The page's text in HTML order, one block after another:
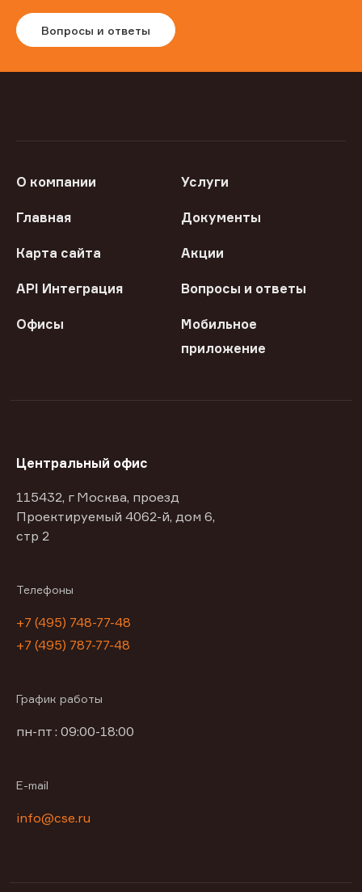
Вопросы и ответы
О компании Услуги
Главная Документы
Карта сайта Акции
API Интеграция Вопросы и ответы
Офисы
Мобильное
приложение
Центральный офис
115432, г Москва, проезд
Проектируемый 4062-й, дом 6,
стр 2
Телефоны
+7 (495) 748-77-48
+7 (495) 787-77-48
График работы
пн-пт : 09:00-18:00
E-mail
info@cse.ru